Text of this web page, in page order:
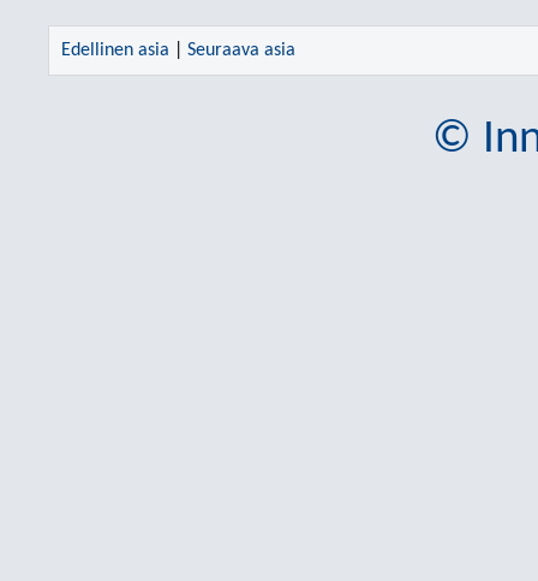
Edellinen asia Seuraava asia
©